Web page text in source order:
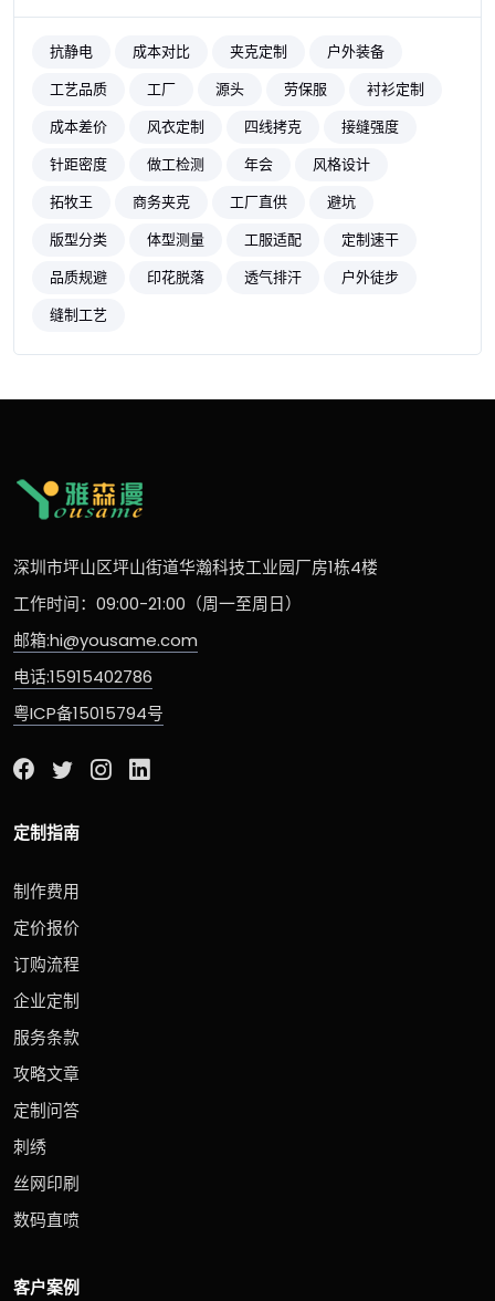
抗静电 成本对比 夹克定制
户外装备
工艺品质
工厂 源头 劳保服
衬衫定制
成本差价
风衣定制 四线拷克
接缝强度
针距密度
做工检测 年会
风格设计
拓牧王
商务夹克 工厂直供
避坑
版型分类
体型测量 工服适配
定制速干
品质规避
印花脱落 透气排汗
户外徒步
缝制工艺
深圳市坪山区坪山街道华瀚科技工业园厂房1栋4楼
工作时间：09:00-21:00（周一至周日）
邮箱:hi@yousame.com
电话:15915402786
粤ICP备15015794号
定制指南
制作费用
定价报价
订购流程
企业定制
服务条款
攻略文章
定制问答
刺绣
丝网印刷
数码直喷
客户案例